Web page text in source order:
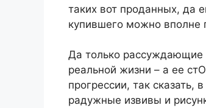
таких вот проданных, да
купившего можно вполне
Да только рассуждающие
реальной жизни – а ее
прогрессии, так
радужные извивы и